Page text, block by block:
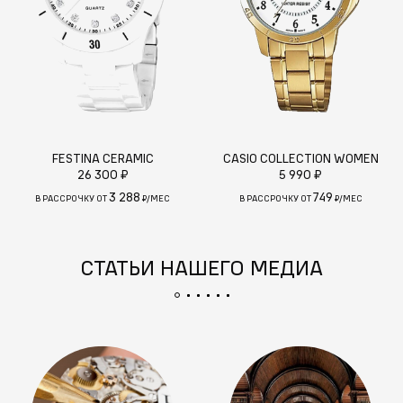
FESTINA CERAMIC
26 300 ₽
В РАССРОЧКУ ОТ3 288 ₽/МЕС
CASIO COLLECTION WOMEN
5 990 ₽
В РАССРОЧКУ ОТ749 ₽/МЕС
СТАТЬИ НАШЕГО МЕДИА